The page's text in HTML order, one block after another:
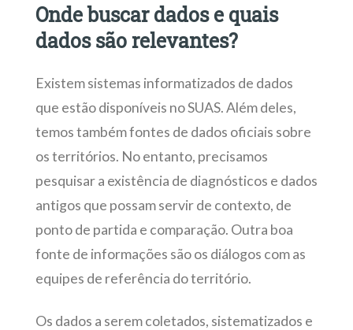
Onde buscar dados e quais
dados são relevantes?
Existem sistemas informatizados de dados
que estão disponíveis no SUAS. Além deles,
temos também fontes de dados oficiais sobre
os territórios. No entanto, precisamos
pesquisar a existência de diagnósticos e dados
antigos que possam servir de contexto, de
ponto de partida e comparação. Outra boa
fonte de informações são os diálogos com as
equipes de referência do território.
Os dados a serem coletados, sistematizados e